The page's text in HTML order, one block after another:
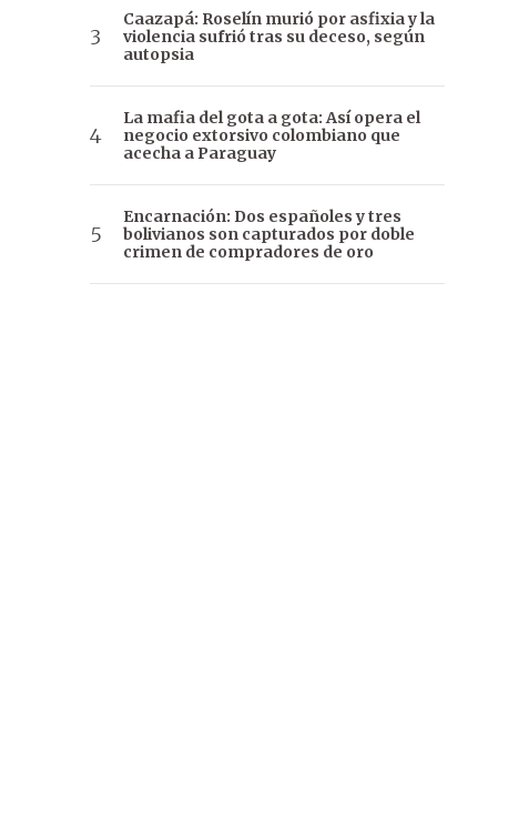
Caazapá: Roselín murió por asfixia y la
violencia sufrió tras su deceso, según
autopsia
La mafia del gota a gota: Así opera el
negocio extorsivo colombiano que
acecha a Paraguay
Encarnación: Dos españoles y tres
bolivianos son capturados por doble
crimen de compradores de oro